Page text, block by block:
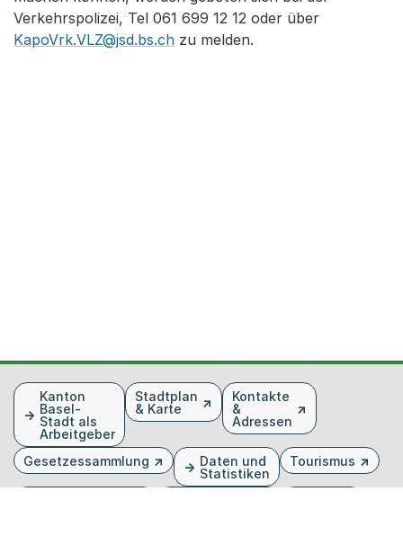
Verkehrspolizei, Tel 061 699 12 12 oder über
KapoVrk.VLZ@jsd.bs.ch zu melden.
FusszeileKanton
Basel-
Stadt als
Arbeitgeber
Stadtplan
& Karte
Kontakte
&
Adressen
Gesetzessammlung
Daten und
Statistiken
Tourismus